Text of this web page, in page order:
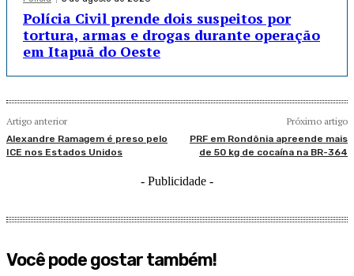
Polícia Civil prende dois suspeitos por
tortura, armas e drogas durante operação
em Itapuã do Oeste
Artigo anterior
Alexandre Ramagem é preso pelo
ICE nos Estados Unidos
Próximo artigo
PRF em Rondônia apreende mais
de 50 kg de cocaína na BR-364
- Publicidade -
Você pode gostar também!